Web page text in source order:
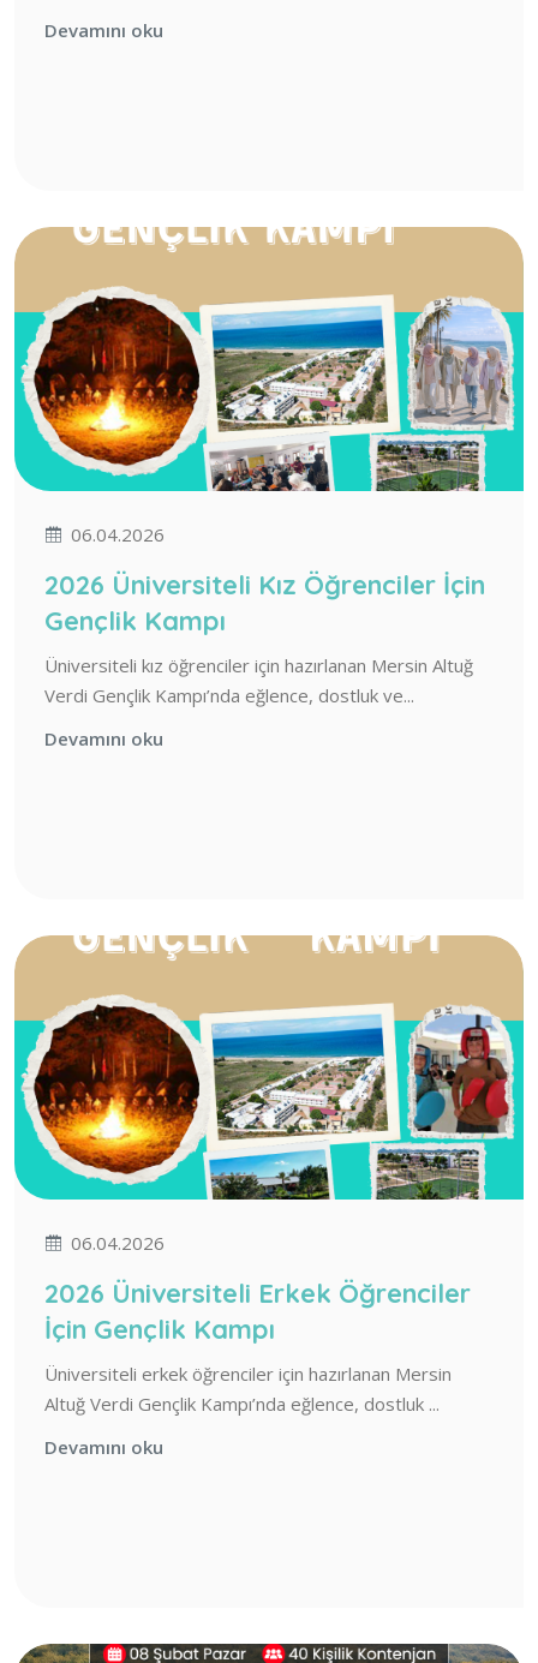
Devamını oku
06.04.2026
2026 Üniversiteli Kız Öğrenciler İçin
Gençlik Kampı
Üniversiteli kız öğrenciler için hazırlanan Mersin Altuğ
Verdi Gençlik Kampı’nda eğlence, dostluk ve...
Devamını oku
06.04.2026
2026 Üniversiteli Erkek Öğrenciler
İçin Gençlik Kampı
Üniversiteli erkek öğrenciler için hazırlanan Mersin
Altuğ Verdi Gençlik Kampı’nda eğlence, dostluk ...
Devamını oku